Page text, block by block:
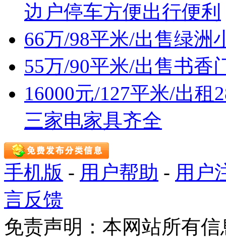
边户停车方便出行便利
66万/98平米/出售绿洲
55万/90平米/出售书香
16000元/127平米/出
三家电家具齐全
手机版 - 用户帮助 - 用户
言反馈
免责声明：本网站所有